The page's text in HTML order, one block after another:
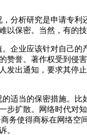
分析研究是申请专
保密。当然，有的
企业应该针对自己
誉。著作权受到侵
出通知，要求其停
适当的保密措施。
步扩散。网络时代对
务使得商标在网络空
。